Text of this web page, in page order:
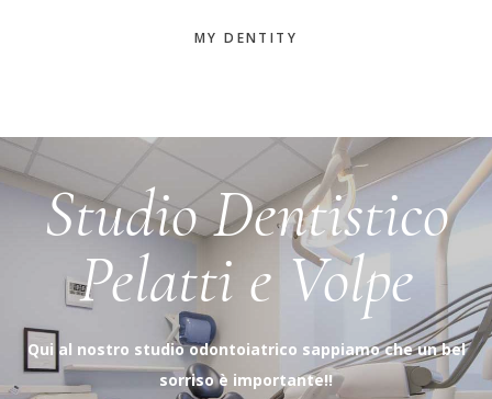
MY DENTITY
Main
ContentStudio Dentistico
Pelatti e Volpe
Qui al nostro studio odontoiatrico sappiamo che un bel
sorriso è importante!!